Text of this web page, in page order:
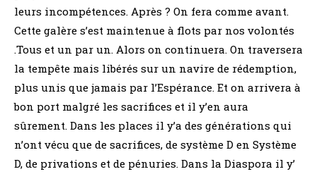
leurs incompétences. Après ? On fera comme avant.
Cette galère s’est maintenue à flots par nos volontés
.Tous et un par un. Alors on continuera. On traversera
la tempête mais libérés sur un navire de rédemption,
plus unis que jamais par l’Espérance. Et on arrivera à
bon port malgré les sacrifices et il y’en aura
sûrement. Dans les places il y’a des générations qui
n’ont vécu que de sacrifices, de système D en Système
D, de privations et de pénuries. Dans la Diaspora il y’